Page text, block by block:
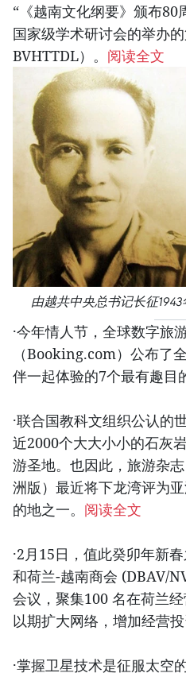
“《越南文化纲要》颁布
国家级学术研讨会的举办
BVHTTDL）。 阅读全文
由越共中央总书记长征
·今年情人节，全球数字旅
（Booking.com）公布了
伴一起体验的7个最有趣目
·联合国教科文组织公认
近2000个大大小小的石灰
游圣地。也因此，旅游杂
洲版）最近将下龙湾评为
的地之一。 阅读全文
·2月15日，值此癸卯年新
和荷兰-越南商会 (DBAV/
会议，聚集100 名在荷兰
以期扩大网络，增加经营投
·掌握卫星技术是征服太空